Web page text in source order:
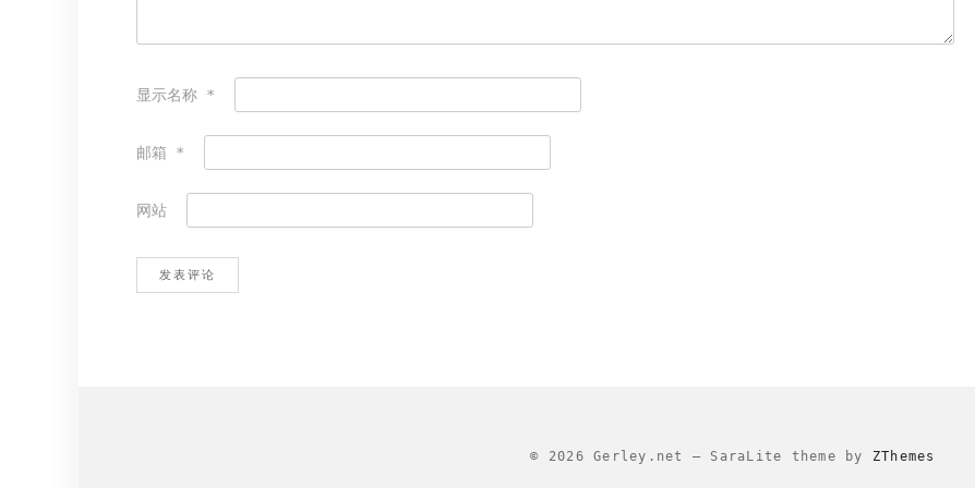
显示名称 *
邮箱 *
网站
© 2026 Gerley.net – SaraLite theme by ZThemes